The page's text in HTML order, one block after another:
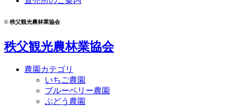
© 秩父観光農林業協会
秩父観光農林業協会
農園カテゴリ
いちご農園
ブルーベリー農園
ぶどう農園